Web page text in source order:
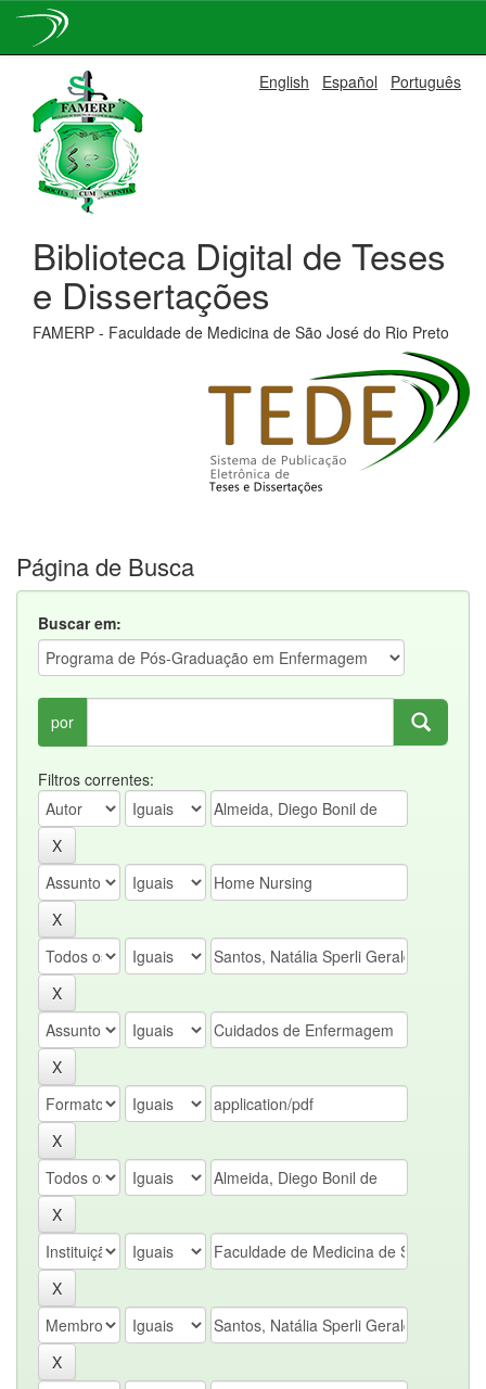
navigation
English Español Português
Biblioteca Digital de Teses
e Dissertações
FAMERP - Faculdade de Medicina de São José do Rio Preto
Página de Busca
Buscar em:
por
Filtros correntes: